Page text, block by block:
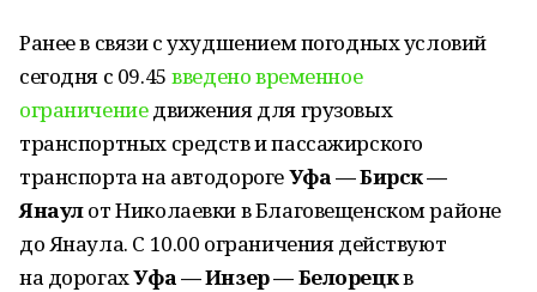
Ранее в связи с ухудшением погодных условий
сегодня с 09.45введено временное
ограничениедвижения для грузовых
транспортных средств и пассажирского
транспорта на автодорогеУфа — Бирск —
Янаулот Николаевки в Благовещенском районе
до Янаула. С 10.00 ограничения действуют
на дорогахУфа — Инзер — Белорецкв